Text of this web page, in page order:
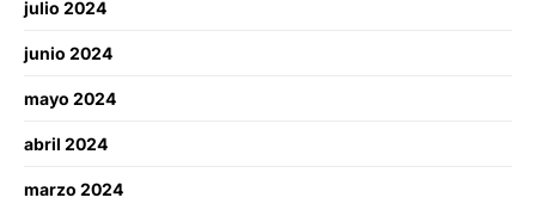
julio 2024
junio 2024
mayo 2024
abril 2024
marzo 2024